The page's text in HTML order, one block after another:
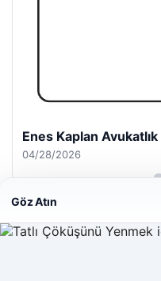
Enes Kaplan
04/28/2026
Göz Atın